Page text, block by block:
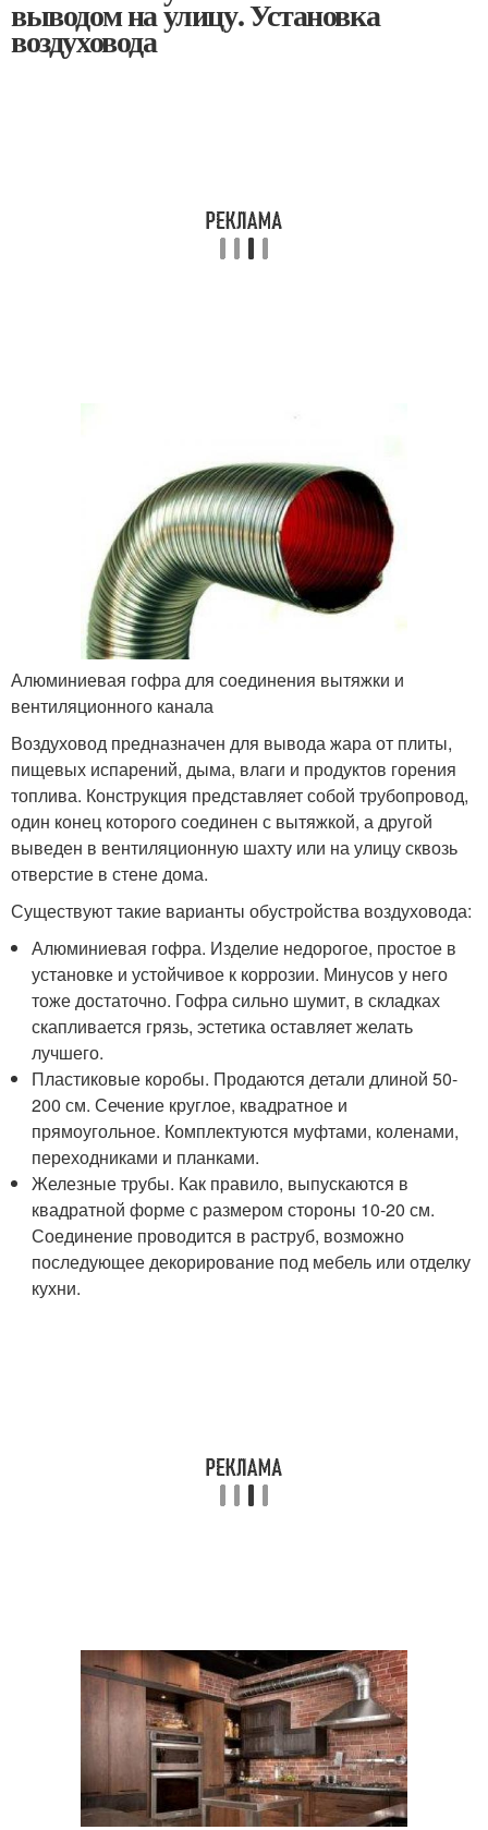
выводом на улицу. Установка
воздуховода
Алюминиевая гофра для соединения вытяжки и
вентиляционного канала
Воздуховод предназначен для вывода жара от плиты,
пищевых испарений, дыма, влаги и продуктов горения
топлива. Конструкция представляет собой трубопровод,
один конец которого соединен с вытяжкой, а другой
выведен в вентиляционную шахту или на улицу сквозь
отверстие в стене дома.
Существуют такие варианты обустройства воздуховода:
Алюминиевая гофра. Изделие недорогое, простое в
установке и устойчивое к коррозии. Минусов у него
тоже достаточно. Гофра сильно шумит, в складках
скапливается грязь, эстетика оставляет желать
лучшего.
Пластиковые коробы. Продаются детали длиной 50-
200 см. Сечение круглое, квадратное и
прямоугольное. Комплектуются муфтами, коленами,
переходниками и планками.
Железные трубы. Как правило, выпускаются в
квадратной форме с размером стороны 10-20 см.
Соединение проводится в раструб, возможно
последующее декорирование под мебель или отделку
кухни.